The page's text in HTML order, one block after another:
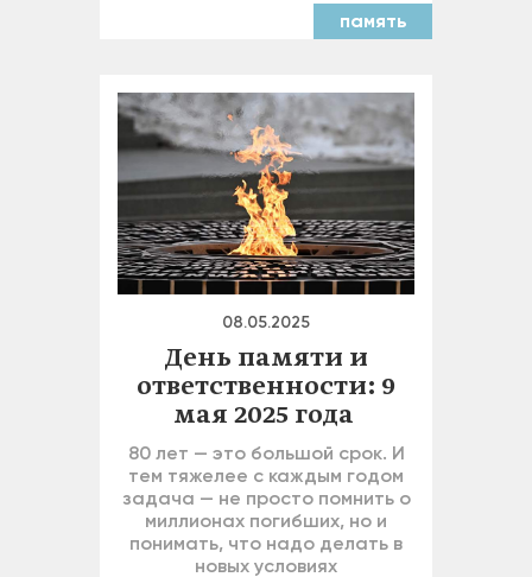
память
08.05.2025
День памяти и
ответственности: 9
мая 2025 года
80 лет — это большой срок. И
тем тяжелее с каждым годом
задача — не просто помнить о
миллионах погибших, но и
понимать, что надо делать в
новых условиях